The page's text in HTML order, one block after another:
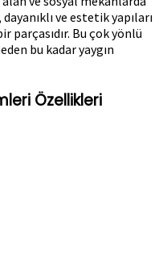
ve estetik yapıları
Bu çok yönlü
bu kadar yaygın
Özellikleri